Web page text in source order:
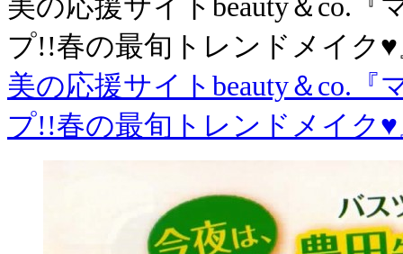
プ!!春の最旬トレンドメイク
美の応援サイトbeauty＆co.
プ!!春の最旬トレンドメイク